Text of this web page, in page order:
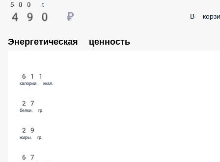
500 г.
490 ₽ В
Энергетическая ценность
611
калории, ккал.
27
белки, гр.
29
жиры, гр.
67